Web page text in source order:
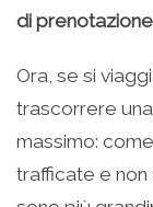
di prenotazione
Ora, se si
trascorrere
massimo:
trafficate e non